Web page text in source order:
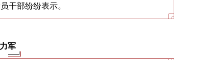
干部纷纷表示。
军